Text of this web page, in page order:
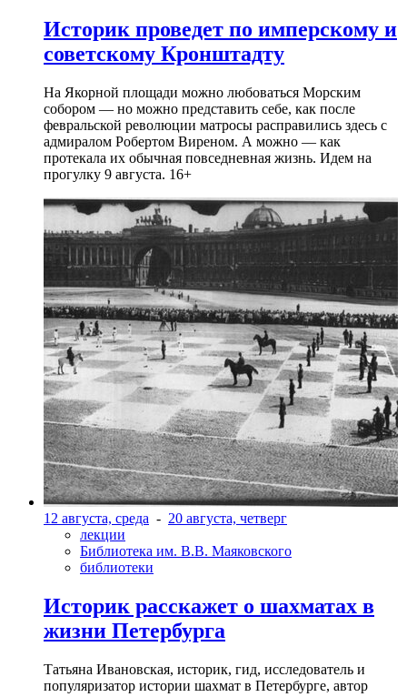
Историк проведет по имперскому и
советскому Кронштадту
На Якорной площади можно любоваться Морским
собором — но можно представить себе, как после
февральской революции матросы расправились здесь с
адмиралом Робертом Виреном. А можно — как
протекала их обычная повседневная жизнь. Идем на
прогулку 9 августа. 16+
12 августа, среда - 20 августа, четверг
лекции
Библиотека им. В.В. Маяковского
библиотеки
Историк расскажет о шахматах в
жизни Петербурга
Татьяна Ивановская, историк, гид, исследователь и
популяризатор истории шахмат в Петербурге, автор